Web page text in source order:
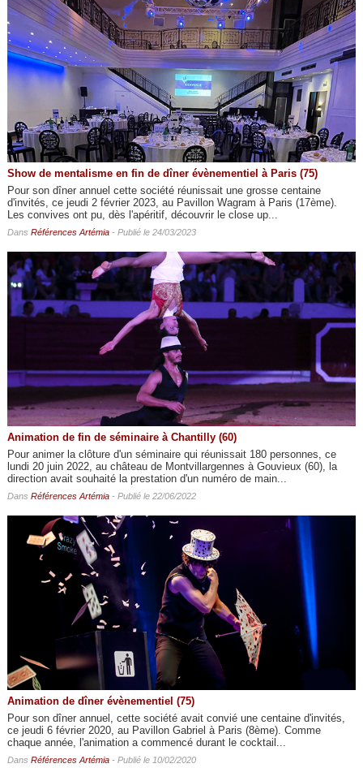
Show de mentalisme en fin de dîner évènementiel à Paris (75)
Pour son dîner annuel cette société réunissait une grosse centaine
d'invités, ce jeudi 2 février 2023, au Pavillon Wagram à Paris (17ème).
Les convives ont pu, dès l'apéritif, découvrir le close up...
Dans Références Artémia- Publié le 24/03/2023
Animation de fin de séminaire à Chantilly (60)
Pour animer la clôture d'un séminaire qui réunissait 180 personnes, ce
lundi 20 juin 2022, au château de Montvillargennes à Gouvieux (60), la
direction avait souhaité la prestation d'un numéro de main...
Dans Références Artémia- Publié le 22/06/2022
Animation de dîner évènementiel (75)
Pour son dîner annuel, cette société avait convié une centaine d'invités,
ce jeudi 6 février 2020, au Pavillon Gabriel à Paris (8ème). Comme
chaque année, l'animation a commencé durant le cocktail...
Dans Références Artémia- Publié le 10/02/2020